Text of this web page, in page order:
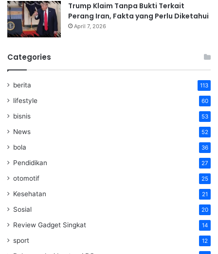
Trump Klaim Tanpa Bukti Terkait
Perang Iran, Fakta yang Perlu Diketahui
April 7, 2026
Categories
berita 113
lifestyle 60
bisnis 53
News 52
bola 36
Pendidikan 27
otomotif 25
Kesehatan 21
Sosial 20
Review Gadget Singkat 14
sport 12